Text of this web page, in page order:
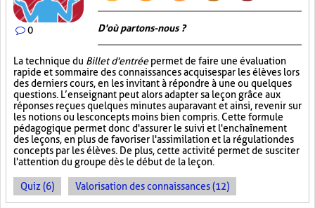
0 D'où partons-nous ?
La technique du Billet d'entréepermet de faire une évaluation
rapide et sommaire des connaissances acquises par les élèves lors
des derniers cours, en les invitant à répondre à une ou quelques
questions. L’enseignant peut alors adapter sa leçon grâce aux
réponses reçues quelques minutes auparavant et ainsi, revenir sur
les notions ou les concepts moins bien compris. Cette formule
pédagogique permet donc d'assurer le suivi et l'enchaînement
des leçons, en plus de favoriser l'assimilation et la régulation des
concepts par les élèves. De plus, cette activité permet de susciter
l'attention du groupe dès le début de la leçon.
Quiz (6) Valorisation des connaissances (12)